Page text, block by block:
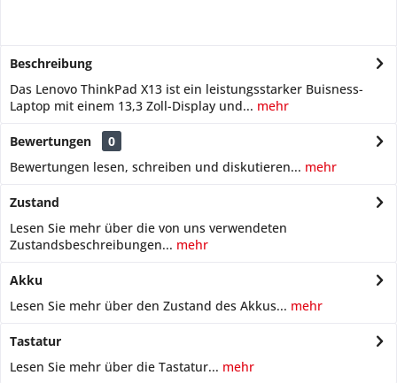
Beschreibung
Das Lenovo ThinkPad X13 ist ein leistungsstarker Buisness-
Laptop mit einem 13,3 Zoll-Display und... mehr
Bewertungen
0
Bewertungen lesen, schreiben und diskutieren... mehr
Zustand
Lesen Sie mehr über die von uns verwendeten
Zustandsbeschreibungen... mehr
Akku
Lesen Sie mehr über den Zustand des Akkus... mehr
Tastatur
Lesen Sie mehr über die Tastatur... mehr